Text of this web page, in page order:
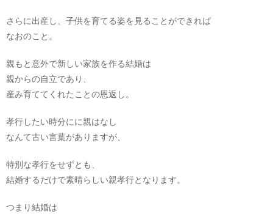
さらに出産し、子供を育てる姿を見ることができれば
なおのこと。
親もと意外で新しい家族を作る結婚は
親からの自立であり、
産み育ててくれたことの恩返し。
孝行したい時分にに親はなし
なんて古い言葉がありますが、
特別な孝行をせずとも、
結婚するだけで素晴らしい親孝行となります。
つまり結婚は